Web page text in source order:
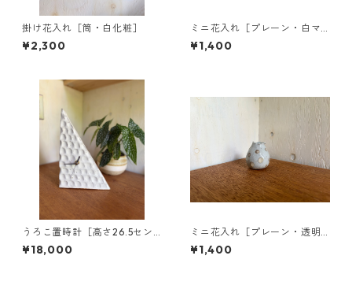
掛け花入れ［筒・白化粧］
¥2,300
ミニ花入れ［プレーン・白マ
ット］
¥1,400
うろこ置時計［高さ26.5セン
チ］
¥18,000
ミニ花入れ［プレーン・透明
釉に白いドット］
¥1,400